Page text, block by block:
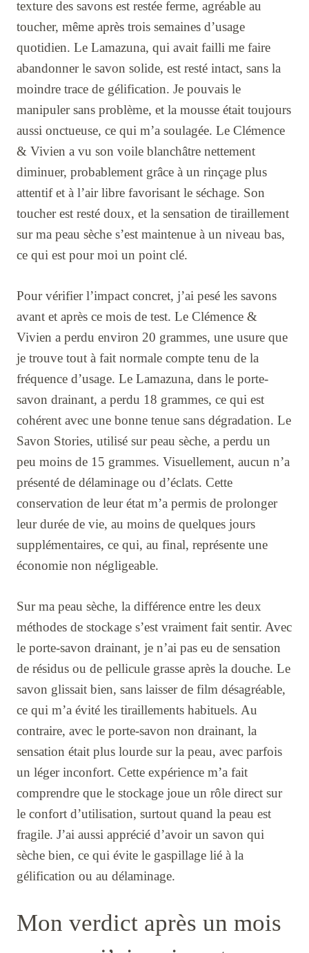
texture des savons est restée ferme, agréable au
toucher, même après trois semaines d’usage
quotidien. Le Lamazuna, qui avait failli me faire
abandonner le savon solide, est resté intact, sans la
moindre trace de gélification. Je pouvais le
manipuler sans problème, et la mousse était toujours
aussi onctueuse, ce qui m’a soulagée. Le Clémence
& Vivien a vu son voile blanchâtre nettement
diminuer, probablement grâce à un rinçage plus
attentif et à l’air libre favorisant le séchage. Son
toucher est resté doux, et la sensation de tiraillement
sur ma peau sèche s’est maintenue à un niveau bas,
ce qui est pour moi un point clé.
Pour vérifier l’impact concret, j’ai pesé les savons
avant et après ce mois de test. Le Clémence &
Vivien a perdu environ 20 grammes, une usure que
je trouve tout à fait normale compte tenu de la
fréquence d’usage. Le Lamazuna, dans le porte-
savon drainant, a perdu 18 grammes, ce qui est
cohérent avec une bonne tenue sans dégradation. Le
Savon Stories, utilisé sur peau sèche, a perdu un
peu moins de 15 grammes. Visuellement, aucun n’a
présenté de délaminage ou d’éclats. Cette
conservation de leur état m’a permis de prolonger
leur durée de vie, au moins de quelques jours
supplémentaires, ce qui, au final, représente une
économie non négligeable.
Sur ma peau sèche, la différence entre les deux
méthodes de stockage s’est vraiment fait sentir. Avec
le porte-savon drainant, je n’ai pas eu de sensation
de résidus ou de pellicule grasse après la douche. Le
savon glissait bien, sans laisser de film désagréable,
ce qui m’a évité les tiraillements habituels. Au
contraire, avec le porte-savon non drainant, la
sensation était plus lourde sur la peau, avec parfois
un léger inconfort. Cette expérience m’a fait
comprendre que le stockage joue un rôle direct sur
le confort d’utilisation, surtout quand la peau est
fragile. J’ai aussi apprécié d’avoir un savon qui
sèche bien, ce qui évite le gaspillage lié à la
gélification ou au délaminage.
Mon verdict après un mois